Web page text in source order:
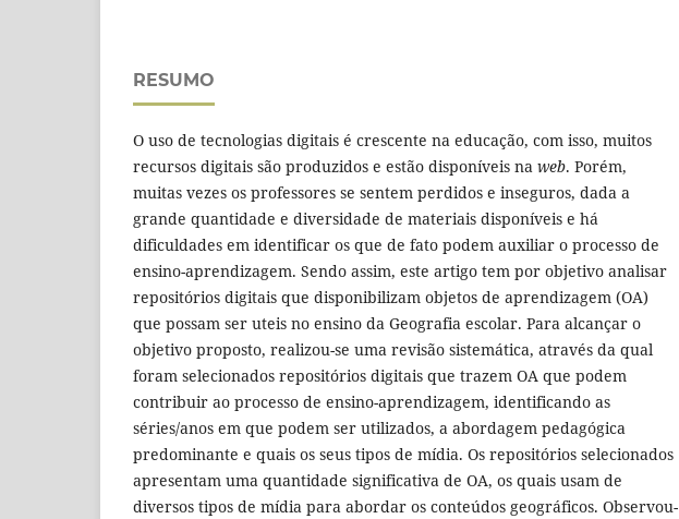
RESUMO
O uso de tecnologias digitais é crescente na educação, com isso, muitos
recursos digitais são produzidos e estão disponíveis na web. Porém,
muitas vezes os professores se sentem perdidos e inseguros, dada a
grande quantidade e diversidade de materiais disponíveis e há
dificuldades em identificar os que de fato podem auxiliar o processo de
ensino-aprendizagem. Sendo assim, este artigo tem por objetivo analisar
repositórios digitais que disponibilizam objetos de aprendizagem (OA)
que possam ser uteis no ensino da Geografia escolar. Para alcançar o
objetivo proposto, realizou-se uma revisão sistemática, através da qual
foram selecionados repositórios digitais que trazem OA que podem
contribuir ao processo de ensino-aprendizagem, identificando as
séries/anos em que podem ser utilizados, a abordagem pedagógica
predominante e quais os seus tipos de mídia. Os repositórios selecionados
apresentam uma quantidade significativa de OA, os quais usam de
diversos tipos de mídia para abordar os conteúdos geográficos. Observou-